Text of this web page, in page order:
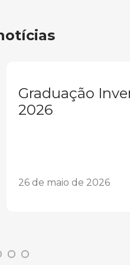
Graduação
2026
26 de maio de 2026